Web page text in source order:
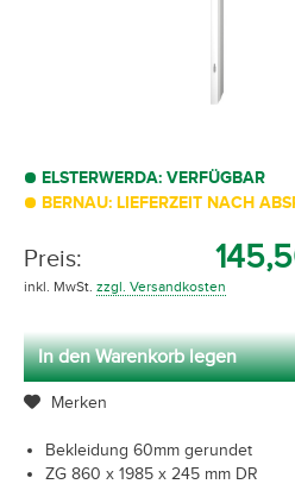
ELSTERWERDA: VERFÜGBAR
BERNAU: LIEFERZEIT NACH
Preis:
inkl. MwSt. zzgl. Versandkosten
In den Warenkorb legen
Merken
Bekleidung 60mm gerundet
ZG 860 x 1985 x 245 mm DR